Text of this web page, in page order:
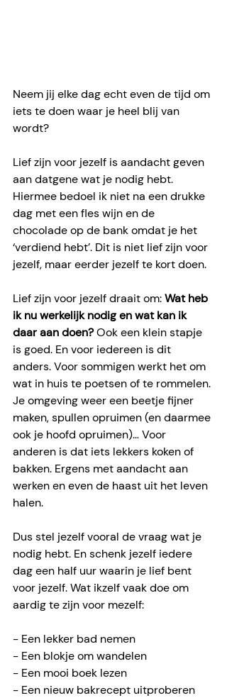
Neem jij elke dag echt even de tijd om
iets te doen waar je heel blij van
wordt?
Lief zijn voor jezelf is aandacht geven
aan datgene wat je nodig hebt.
Hiermee bedoel ik niet na een drukke
dag met een fles wijn en de
chocolade op de bank omdat je het
‘verdiend hebt’. Dit is niet lief zijn voor
jezelf, maar eerder jezelf te kort doen.
Lief zijn voor jezelf draait om: Wat heb
ik nu werkelijk nodig en wat kan ik
daar aan doen? Ook een klein stapje
is goed. En voor iedereen is dit
anders. Voor sommigen werkt het om
wat in huis te poetsen of te rommelen.
Je omgeving weer een beetje fijner
maken, spullen opruimen (en daarmee
ook je hoofd opruimen)… Voor
anderen is dat iets lekkers koken of
bakken. Ergens met aandacht aan
werken en even de haast uit het leven
halen.
Dus stel jezelf vooral de vraag wat je
nodig hebt. En schenk jezelf iedere
dag een half uur waarin je lief bent
voor jezelf. Wat ikzelf vaak doe om
aardig te zijn voor mezelf:
- Een lekker bad nemen
- Een blokje om wandelen
- Een mooi boek lezen
- Een nieuw bakrecept uitproberen